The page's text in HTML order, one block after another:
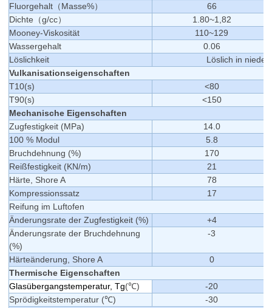
Fluorgehalt （Masse%）
66
Dichte （g/cc） 1.80~1,82
Mooney-Viskosität
110~129
Wassergehalt
0. 06
Löslichkeit
Löslich in
Vulkanisationseigenschaften
T10(s)
<80
T90(s)
<150
Mechanische Eigenschaften
Zugfestigkeit (MPa)
14.0
100 % Modul
5.8
Bruchdehnung (%)
170
Reißfestigkeit (KN/m)
21
Härte, Shore A
78
Kompressionssatz
17
Reifung im Luftofen
Änderungsrate der Zugfestigkeit (%)
+4
Änderungsrate der Bruchdehnung
(%)
-3
Härteänderung, Shore A
0
Thermische Eigenschaften
Glasübergangstemperatur, Tg(℃)
-20
Sprödigkeitstemperatur (℃)
-30